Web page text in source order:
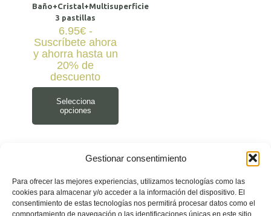
Gestionar consentimiento
Para ofrecer las mejores experiencias, utilizamos tecnologías como las
cookies para almacenar y/o acceder a la información del dispositivo. El
consentimiento de estas tecnologías nos permitirá procesar datos como el
comportamiento de navegación o las identificaciones únicas en este sitio.
Baño+Cristal+Multisuperficie
3 pastillas
6.95€-
Suscríbete ahora
y ahorra hasta un
20% de
descuento
Selecciona
opciones